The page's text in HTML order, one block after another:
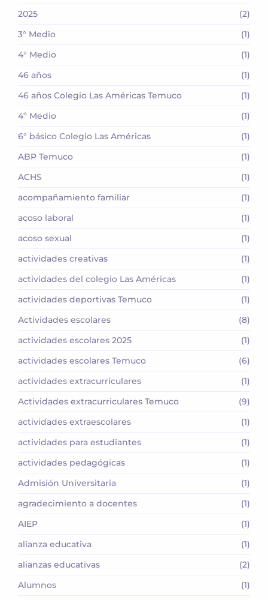
2025
(2)
3° Medio
(1)
4° Medio
(1)
46 años
(1)
46 años Colegio Las Américas Temuco
(1)
4º Medio
(1)
6° básico Colegio Las Américas
(1)
ABP Temuco
(1)
ACHS
(1)
acompañamiento familiar
(1)
acoso laboral
(1)
acoso sexual
(1)
actividades creativas
(1)
actividades del colegio Las Américas
(1)
actividades deportivas Temuco
(1)
Actividades escolares
(8)
actividades escolares 2025
(1)
actividades escolares Temuco
(6)
actividades extracurriculares
(1)
Actividades extracurriculares Temuco
(9)
actividades extraescolares
(1)
actividades para estudiantes
(1)
actividades pedagógicas
(1)
Admisión Universitaria
(1)
agradecimiento a docentes
(1)
AIEP
(1)
alianza educativa
(1)
alianzas educativas
(2)
Alumnos
(1)